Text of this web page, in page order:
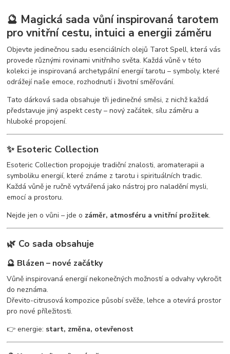
🔮 Magická sada vůní inspirovaná tarotem
pro vnitřní cestu, intuici a energii záměru
Objevte jedinečnou sadu esenciálních olejů Tarot Spell, která vás
provede různými rovinami vnitřního světa. Každá vůně v této
kolekci je inspirovaná archetypální energií tarotu – symboly, které
odrážejí naše emoce, rozhodnutí i životní směřování.
Tato dárková sada obsahuje tři jedinečné směsi, z nichž každá
představuje jiný aspekt cesty – nový začátek, sílu záměru a
hluboké propojení.
✨ Esoteric Collection
Esoteric Collection propojuje tradiční znalosti, aromaterapii a
symboliku energií, které známe z tarotu i spirituálních tradic.
Každá vůně je ručně vytvářená jako nástroj pro naladění mysli,
emocí a prostoru.
Nejde jen o vůni – jde o záměr, atmosféru a vnitřní prožitek.
🌿 Co sada obsahuje
🔮 Blázen – nové začátky
Vůně inspirovaná energií nekonečných možností a odvahy vykročit
do neznáma.
Dřevito-citrusová kompozice působí svěže, lehce a otevírá prostor
pro nové příležitosti.
👉 energie: start, změna, otevřenost